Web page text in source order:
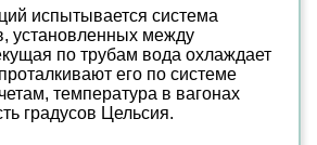
испытывается система
установленных между
по трубам вода охлаждает
его по системе
температура в вагонах
градусов Цельсия.